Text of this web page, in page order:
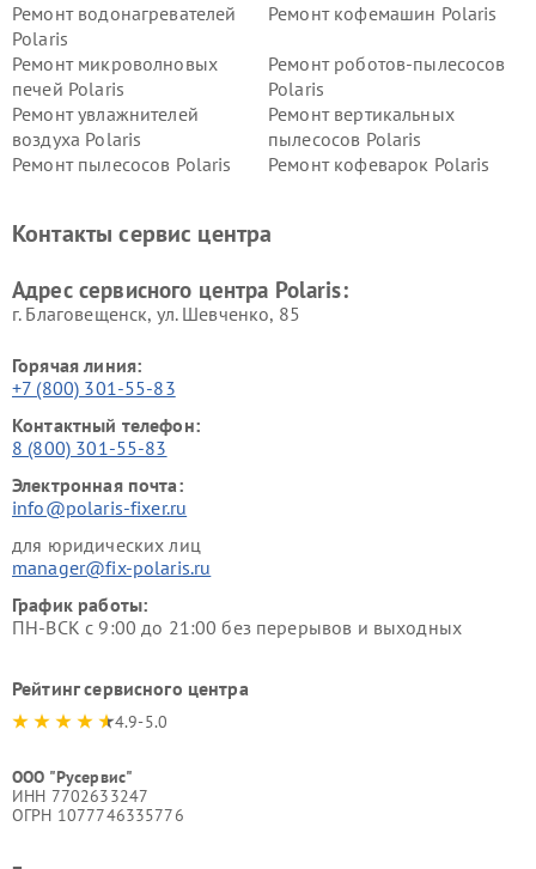
Ремонт водонагревателей
Polaris
Ремонт кофемашин Polaris
Ремонт микроволновых
печей Polaris
Ремонт роботов-пылесосов
Polaris
Ремонт увлажнителей
воздуха Polaris
Ремонт вертикальных
пылесосов Polaris
Ремонт пылесосов Polaris
Ремонт кофеварок Polaris
Контакты сервис центра
Адрес сервисного центра Polaris:
г. Благовещенск, ул. Шевченко, 85
Горячая линия:
+7 (800) 301-55-83
Контактный телефон:
8 (800) 301-55-83
Электронная почта:
info@polaris-fixer.ru
для юридических лиц
manager@fix-polaris.ru
График работы:
ПН-ВСК с 9:00 до 21:00 без перерывов и выходных
Рейтинг сервисного центра
4.9-5.0
ООО "Русервис"
ИНН 7702633247
ОГРН 1077746335776